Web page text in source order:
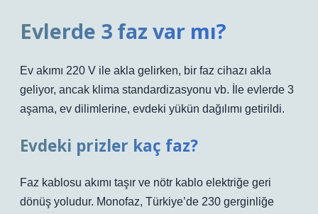
Evlerde 3 faz var mı?
Ev akımı 220 V ile akla gelirken, bir faz cihazı akla
geliyor, ancak klima standardizasyonu vb. İle evlerde 3
aşama, ev dilimlerine, evdeki yükün dağılımı getirildi.
Evdeki prizler kaç faz?
Faz kablosu akımı taşır ve nötr kablo elektriğe geri
dönüş yoludur. Monofaz, Türkiye’de 230 gerginliğe